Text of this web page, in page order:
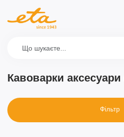
Кавоварки аксесуари
Фільтр